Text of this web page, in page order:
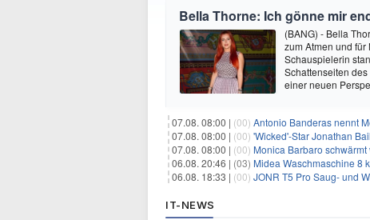
Bella Thorne: Ich gönne mir
(BANG) - Bella
zum Atmen und
Schauspielerin
Schattenseiten
einer neuen
07.08. 08:00 | (00) Antonio Banderas nennt
07.08. 08:00 | (00) 'Wicked'-Star Jonathan
07.08. 08:00 | (00) Monica Barbaro
06.08. 20:46 | (03) Midea Waschmaschine 8
06.08. 18:33 | (00) JONR T5 Pro Saug- und
IT-NEWS